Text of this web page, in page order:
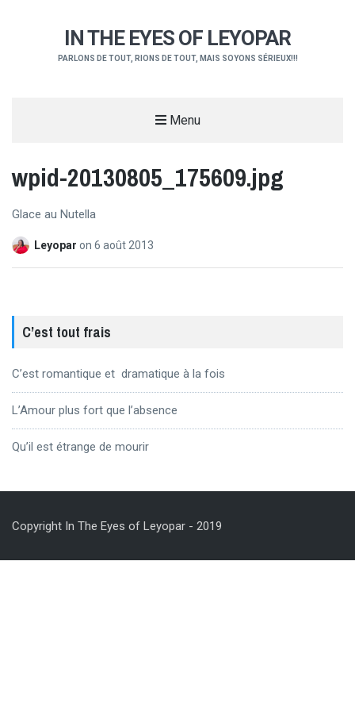
IN THE EYES OF LEYOPAR
PARLONS DE TOUT, RIONS DE TOUT, MAIS SOYONS SÉRIEUX!!!
Menu
wpid-20130805_175609.jpg
Glace au Nutella
Leyopar on 6 août 2013
C’est tout frais
C’est romantique et dramatique à la fois
L’Amour plus fort que l’absence
Qu’il est étrange de mourir
Copyright In The Eyes of Leyopar - 2019